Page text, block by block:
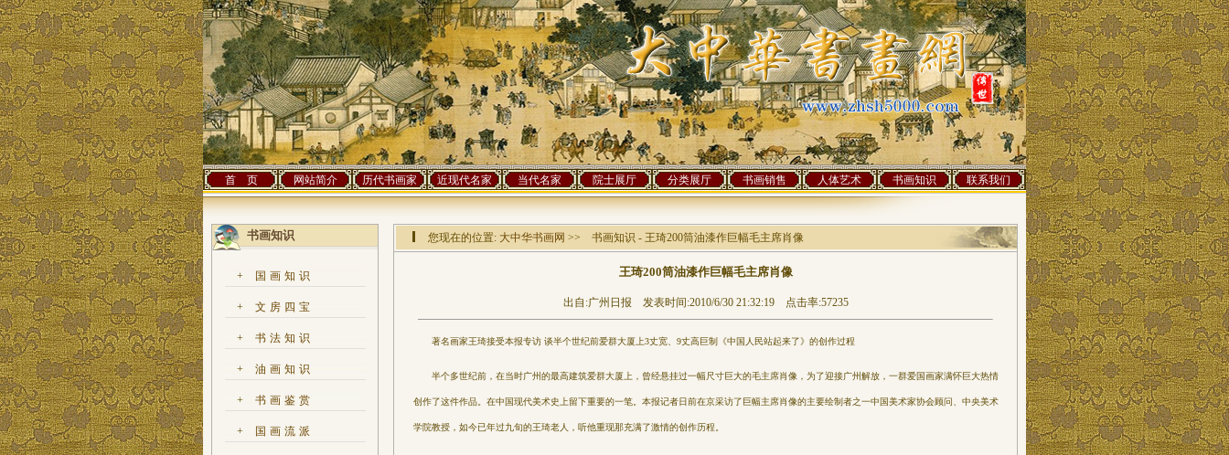
首 页 网站简介 历代书画家 近现代名家 当代名家 院士展厅 分类展厅 书画销售 人体艺术 书画知识 联系我们
书画知识
+ 国画知识
+ 文房四宝
+ 书法知识
+ 油画知识
+ 书画鉴赏
+ 国画流派
您现在的位置: 大中华书画网 >> 书画知识 - 王琦200筒油漆作巨幅毛主席肖像
王琦200筒油漆作巨幅毛主席肖像
出自:广州日报 发表时间:2010/6/30 21:32:19 点击率:57235
著名画家王琦接受本报专访 谈半个世纪前爱群大厦上3丈宽、9丈高巨制《中国人民站起来了》的创作过程
半个多世纪前，在当时广州的最高建筑爱群大厦上，曾经悬挂过一幅尺寸巨大的毛主席肖像，为了迎接广州解放，一群爱国画家满怀巨大热情
创作了这件作品。在中国现代美术史上留下重要的一笔。本报记者日前在京采访了巨幅主席肖像的主要绘制者之一中国美术家协会顾问、中央美术
学院教授，如今已年过九旬的王琦老人，听他重现那充满了激情的创作历程。